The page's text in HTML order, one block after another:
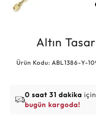
Altın
Ürün Kodu: ABL1386-Y-
0 saat 31 dakika
bugün kargoda!